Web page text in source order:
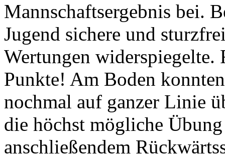
Mannschaftsergebnis bei.
Jugend sichere und
Wertungen widerspiegelte.
Punkte! Am Boden
nochmal auf ganzer Linie
die höchst mögliche
anschließendem